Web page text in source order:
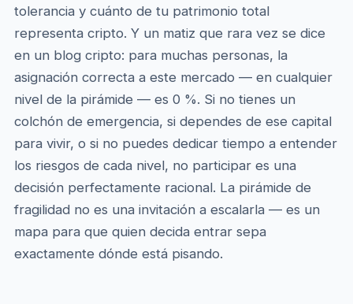
tolerancia y cuánto de tu patrimonio total
representa cripto. Y un matiz que rara vez se dice
en un blog cripto: para muchas personas, la
asignación correcta a este mercado — en cualquier
nivel de la pirámide — es 0 %. Si no tienes un
colchón de emergencia, si dependes de ese capital
para vivir, o si no puedes dedicar tiempo a entender
los riesgos de cada nivel, no participar es una
decisión perfectamente racional. La pirámide de
fragilidad no es una invitación a escalarla — es un
mapa para que quien decida entrar sepa
exactamente dónde está pisando.